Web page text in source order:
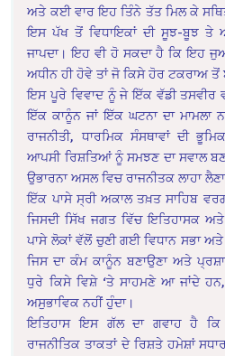
ਅਤੇ ਕਈ ਵਾਰ ਇਹ ਤਿੰਨੇ ਤੱਤ ਮਿਲ ਕੇ
ਇਸ ਪੱਖ ਤੋਂ ਵਿਧਾਇਕਾਂ ਦੀ ਸੂਝ-ਬੂਝ ਤੇ
ਜਾਪਦਾ। ਇਹ ਵੀ ਹੋ ਸਕਦਾ ਹੈ ਕਿ ਇਹ
ਅਧੀਨ ਹੀ ਹੋਵੇ ਤਾਂ ਜੋ ਕਿਸੇ ਹੋਰ ਟਕਰਾਅ
ਇਸ ਪੂਰੇ ਵਿਵਾਦ ਨੂੰ ਜੇ ਇੱਕ ਵੱਡੀ ਤਸਵੀਰ
ਇੱਕ ਕਾਨੂੰਨ ਜਾਂ ਇੱਕ ਘਟਨਾ ਦਾ ਮਾਮਲਾ
ਰਾਜਨੀਤੀ, ਧਾਰਮਿਕ ਸੰਸਥਾਵਾਂ ਦੀ
ਆਪਸੀ ਰਿਸ਼ਤਿਆਂ ਨੂੰ ਸਮਝਣ ਦਾ ਸਵਾਲ
ਉਭਾਰਨਾ ਅਸਲ ਵਿਚ ਰਾਜਨੀਤਕ ਲਾਹਾ
ਇੱਕ ਪਾਸੇ ਸ੍ਰੀ ਅਕਾਲ ਤਖ਼ਤ ਸਾਹਿਬ
ਜਿਸਦੀ ਸਿੱਖ ਜਗਤ ਵਿੱਚ ਇਤਿਹਾਸਕ
ਪਾਸੇ ਲੋਕਾਂ ਵੱਲੋਂ ਚੁਣੀ ਗਈ ਵਿਧਾਨ ਸਭਾ
ਜਿਸ ਦਾ ਕੰਮ ਕਾਨੂੰਨ ਬਣਾਉਣਾ ਅਤੇ
ਧੁਰੇ ਕਿਸੇ ਵਿਸ਼ੇ ‘ਤੇ ਸਾਹਮਣੇ ਆ ਜਾਂਦੇ ਹਨ,
ਅਸੁਭਾਵਿਕ ਨਹੀਂ ਹੁੰਦਾ।
ਇਤਿਹਾਸ ਇਸ ਗੱਲ ਦਾ ਗਵਾਹ ਹੈ ਕਿ
ਰਾਜਨੀਤਿਕ ਤਾਕਤਾਂ ਦੇ ਰਿਸ਼ਤੇ ਹਮੇਸ਼ਾਂ